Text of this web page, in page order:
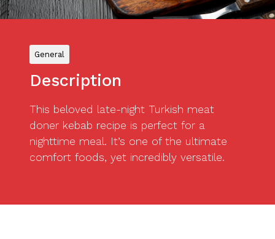
General
Description
This beloved late-night Turkish meat
doner kebab recipe is perfect for a
nighttime meal. It’s one of the ultimate
comfort foods, yet incredibly versatile.